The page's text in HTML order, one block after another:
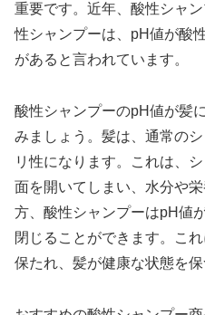
重要です。近年、酸性シャ
性シャンプーは、pH値が酸
があると言われています。
酸性シャンプーのpH値が髪
みましょう。髪は、通常の
リ性になります。これは、
面を開いてしまい、水分や
方、酸性シャンプーはpH値
閉じることができます。こ
保たれ、髪が健康な状態を保